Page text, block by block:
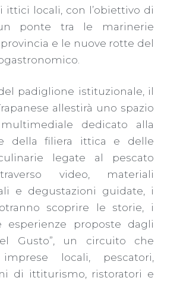
ittici locali, con l’obiettivo di
ponte tra le marinerie
e le nuove rotte del
padiglione istituzionale, il
allestirà uno spazio
dedicato alla
della filiera ittica e delle
legate al pescato
video, materiali
e degustazioni guidate, i
scoprire le storie, i
esperienze proposte dagli
Gusto”, un circuito che
locali, pescatori,
di ittiturismo, ristoratori e